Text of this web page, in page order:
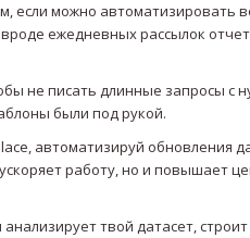
если можно автоматизировать
ежедневных рассылок
не писать длинные запросы с
были под рукой.
автоматизируй обновления
работу, но и повышает
твой датасет, строит